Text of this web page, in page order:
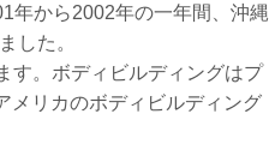
年から2002年の一年間、沖縄
した。
す。ボディビルディングはプ
メリカのボディビルディング